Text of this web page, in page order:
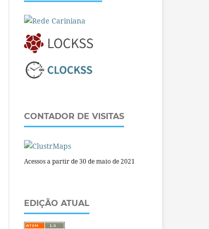
CONTADOR DE VISITAS
Acessos a partir de 30 de maio de 2021
EDIÇÃO ATUAL